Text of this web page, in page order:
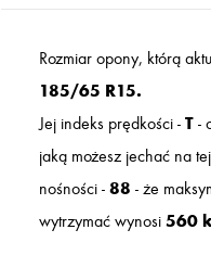
Rozmiar opony, którą
185/65 R15.
Jej indeks prędkości - T -
jaką możesz jechać na
nośności - 88 - że
wytrzymać wynosi 560